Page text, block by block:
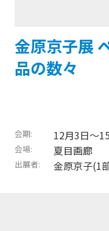
金原京子展
品の数々
会期 12月3日〜
会場 夏目画廊
出展者 金原京子(1